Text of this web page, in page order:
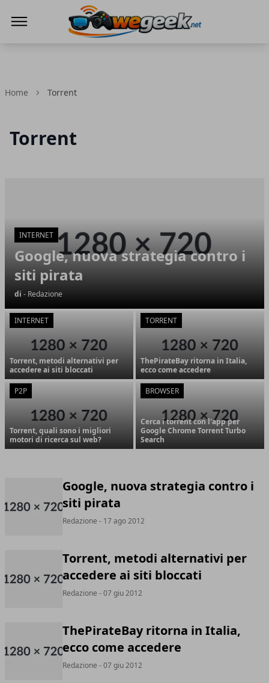
Home Torrent
Torrent
INTERNET
Google, nuova strategia contro i
siti pirata
di - Redazione
INTERNET
Torrent, metodi alternativi per
accedere ai siti bloccati
TORRENT
ThePirateBay ritorna in Italia,
ecco come accedere
P2P
Torrent, quali sono i migliori
motori di ricerca sul web?
BROWSER
Cerca i torrent con l'app per
Google Chrome Torrent Turbo
Search
Google, nuova strategia contro i
siti pirata
Redazione - 17 ago 2012
Torrent, metodi alternativi per
accedere ai siti bloccati
Redazione - 07 giu 2012
ThePirateBay ritorna in Italia,
ecco come accedere
Redazione - 07 giu 2012